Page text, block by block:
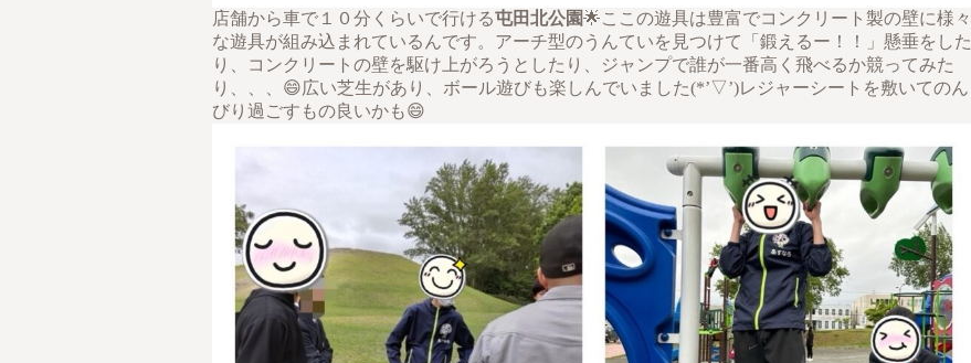
店舗から車で１０分くらいで行ける屯田北公園🌟ここの遊具は豊富でコンクリート製の壁に様々
な遊具が組み込まれているんです。アーチ型のうんていを見つけて「鍛えるー！！」懸垂をした
り、コンクリートの壁を駆け上がろうとしたり、ジャンプで誰が一番高く飛べるか競ってみた
り、、、😄広い芝生があり、ボール遊びも楽しんでいました(*’▽’)レジャーシートを敷いてのん
びり過ごすもの良いかも😄